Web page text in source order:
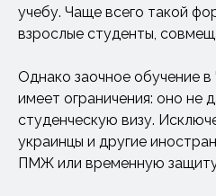
учебу. Чаще всего такой
взрослые студенты,
Однако заочное обучение
имеет ограничения: оно не
студенческую визу.
украинцы и другие
ПМЖ или временную